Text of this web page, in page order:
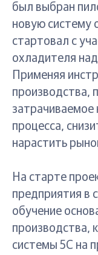
был выбран
новую систему
стартовал с
охладителя
Применяя
производства,
затрачиваемое
процесса,
нарастить
На старте
предприятия в
обучение
производства,
системы 5С на